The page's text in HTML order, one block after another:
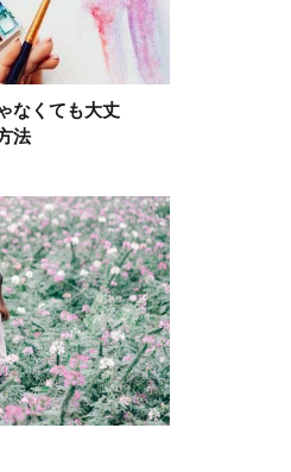
なくても大丈
法